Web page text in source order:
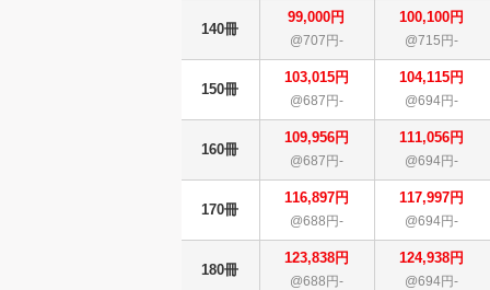
140冊
99,000円
@707円-
100,100円
@715円-
150冊
103,015円
@687円-
104,115円
@694円-
160冊
109,956円
@687円-
111,056円
@694円-
170冊
116,897円
@688円-
117,997円
@694円-
180冊
123,838円
@688円-
124,938円
@694円-